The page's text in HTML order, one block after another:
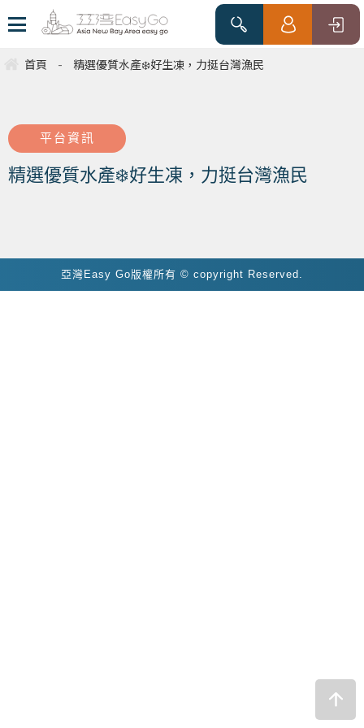
首頁 - 精選優質水產❄️好生凍，力挺台灣漁民
平台資訊
精選優質水產❄️好生凍，力挺台灣漁民
亞灣Easy Go版權所有 © copyright Reserved.